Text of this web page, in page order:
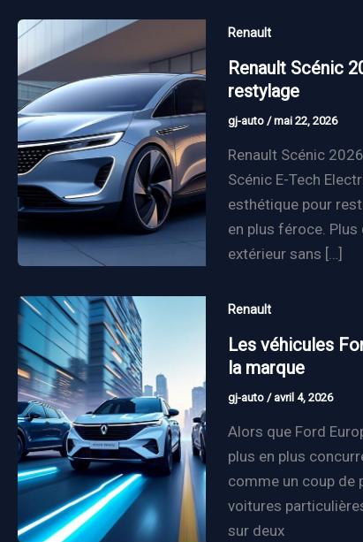
Renault
Renault Scénic
restylage
gj-auto /mai 22, 2026
Renault Scénic
Scénic E-Tech
esthétique pour
en plus féroce.
extérieur sans […]
Renault
Les véhicules
la marque
gj-auto / avril 4, 2026
Alors que Ford
plus en plus
comme un coup de
voitures
sur deux